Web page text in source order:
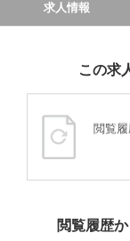
求人情報
この求
閲覧
閲覧履歴